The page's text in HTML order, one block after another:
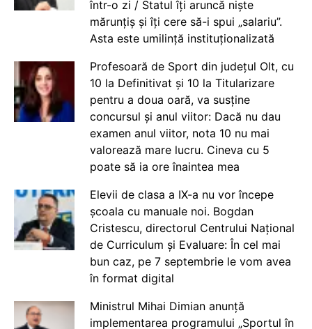
într-o zi / Statul îți aruncă niște
mărunțiș și îți cere să-i spui „salariu”.
Asta este umilință instituționalizată
Profesoară de Sport din județul Olt, cu
10 la Definitivat și 10 la Titularizare
pentru a doua oară, va susține
concursul și anul viitor: Dacă nu dau
examen anul viitor, nota 10 nu mai
valorează mare lucru. Cineva cu 5
poate să ia ore înaintea mea
Elevii de clasa a IX-a nu vor începe
școala cu manuale noi. Bogdan
Cristescu, directorul Centrului Național
de Curriculum și Evaluare: În cel mai
bun caz, pe 7 septembrie le vom avea
în format digital
Ministrul Mihai Dimian anunță
implementarea programului „Sportul în